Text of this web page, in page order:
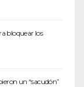
bloquear los
un “sacudón”